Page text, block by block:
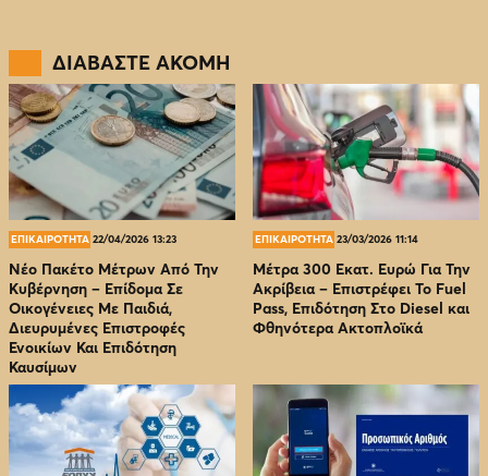
ΔΙΑΒΑΣΤΕ ΑΚΟΜΗ
ΕΠΙΚΑΙΡΟΤΗΤΑ 22/04/2026 13:23
Νέο Πακέτο Μέτρων Από Την
Κυβέρνηση – Επίδομα Σε
Οικογένειες Με Παιδιά,
Διευρυμένες Επιστροφές
Ενοικίων Και Επιδότηση
Καυσίμων
ΕΠΙΚΑΙΡΟΤΗΤΑ 23/03/2026 11:14
Μέτρα 300 Εκατ. Ευρώ Για Την
Ακρίβεια – Επιστρέφει Το Fuel
Pass, Επιδότηση Στο Diesel και
Φθηνότερα Ακτοπλοϊκά